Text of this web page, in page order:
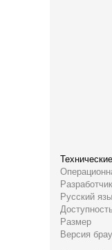
Разработчик
Русский
Доступность
Размер
Версия